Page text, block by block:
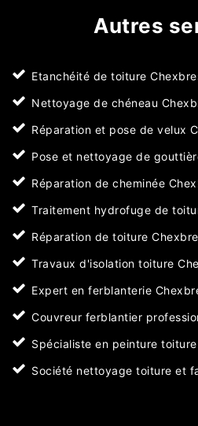
Autres
Etanchéité de toiture
Nettoyage de chéneau
Réparation et pose de velux
Pose et nettoyage de
Réparation de cheminée
Traitement hydrofuge de
Réparation de toiture
Travaux d'isolation toiture
Expert en ferblanterie
Couvreur ferblantier
Spécialiste en peinture toiture
Société nettoyage toiture et